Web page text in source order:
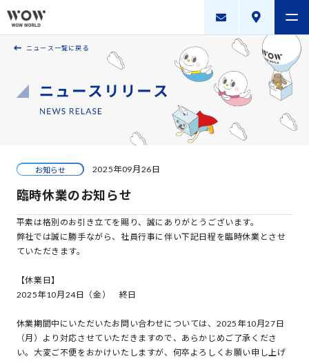
会社案内
採用案内
WOW WORLD GROUP
お問い合わせ ｜
ニュース一覧に戻る
お知らせ 2025年09月26日
臨時休業のお知らせ
平素は格別のお引き立てを賜り、誠にありがとうございます。
弊社では誠に勝手ながら、社員行事に伴い下記日程を臨時休業とさせ
ていただきます。
【休業日】
2025年10月24日（金） 終日
休業期間中にいただいたお問い合わせについては、2025年10月27日
（月）より対応させていただきますので、あらかじめご了承くださ
い。大変ご不便をおかけいたしますが、何卒よろしくお願い申し上げ